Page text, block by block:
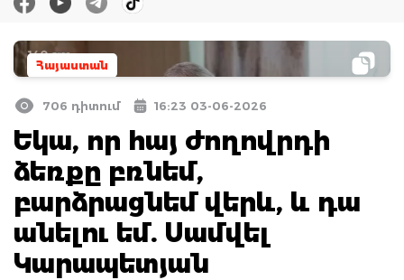
Հայաստան
706 դիտում 16:23 03-06-2026
Եկա, որ հայ ժողովրդի
ձեռքը բռնեմ,
բարձրացնեմ վերև, և դա
անելու եմ. Սամվել
Կարապետյան